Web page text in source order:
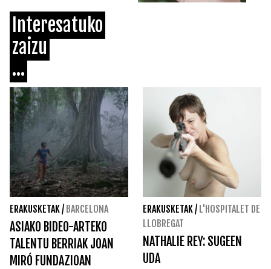
Interesatuko
zaizu
...
ERAKUSKETAK/ BARCELONA
ASIAKO BIDEO-ARTEKO
TALENTU BERRIAK JOAN
MIRÓ FUNDAZIOAN
ERAKUSKETAK/ L'HOSPITALET DE
LLOBREGAT
NATHALIE REY: SUGEEN
UDA